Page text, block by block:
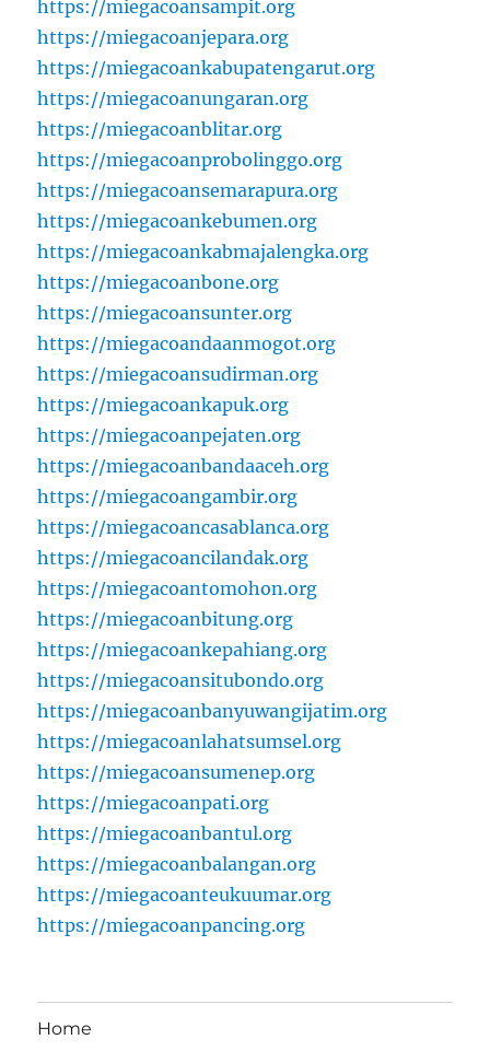
https://miegacoansampit.org
https://miegacoanjepara.org
https://miegacoankabupatengarut.org
https://miegacoanungaran.org
https://miegacoanblitar.org
https://miegacoanprobolinggo.org
https://miegacoansemarapura.org
https://miegacoankebumen.org
https://miegacoankabmajalengka.org
https://miegacoanbone.org
https://miegacoansunter.org
https://miegacoandaanmogot.org
https://miegacoansudirman.org
https://miegacoankapuk.org
https://miegacoanpejaten.org
https://miegacoanbandaaceh.org
https://miegacoangambir.org
https://miegacoancasablanca.org
https://miegacoancilandak.org
https://miegacoantomohon.org
https://miegacoanbitung.org
https://miegacoankepahiang.org
https://miegacoansitubondo.org
https://miegacoanbanyuwangijatim.org
https://miegacoanlahatsumsel.org
https://miegacoansumenep.org
https://miegacoanpati.org
https://miegacoanbantul.org
https://miegacoanbalangan.org
https://miegacoanteukuumar.org
https://miegacoanpancing.org
Home